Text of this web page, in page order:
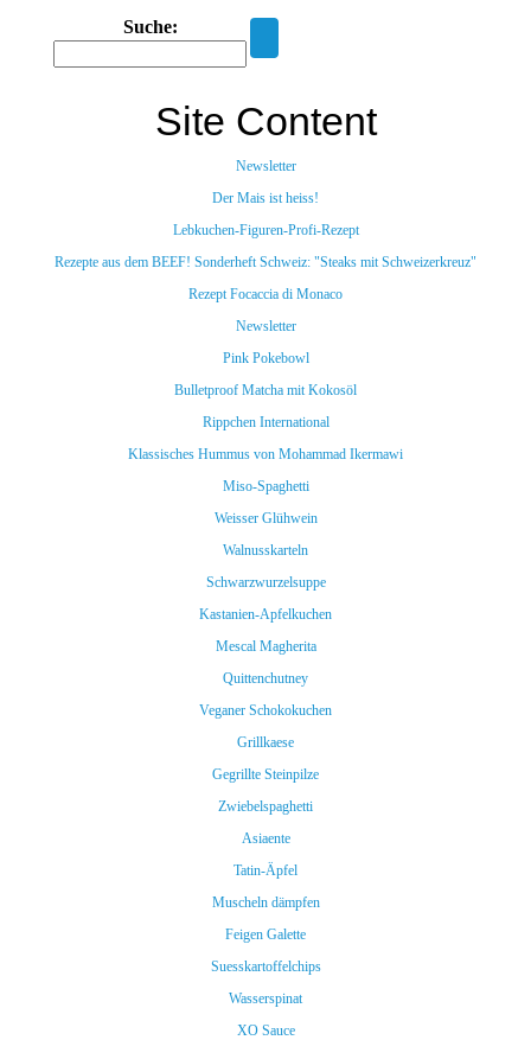
Suche:
Site Content
Newsletter
Der Mais ist heiss!
Lebkuchen-Figuren-Profi-Rezept
Rezepte aus dem BEEF! Sonderheft Schweiz: "Steaks mit Schweizerkreuz"
Rezept Focaccia di Monaco
Newsletter
Pink Pokebowl
Bulletproof Matcha mit Kokosöl
Rippchen International
Klassisches Hummus von Mohammad Ikermawi
Miso-Spaghetti
Weisser Glühwein
Walnusskarteln
Schwarzwurzelsuppe
Kastanien-Apfelkuchen
Mescal Magherita
Quittenchutney
Veganer Schokokuchen
Grillkaese
Gegrillte Steinpilze
Zwiebelspaghetti
Asiaente
Tatin-Äpfel
Muscheln dämpfen
Feigen Galette
Suesskartoffelchips
Wasserspinat
XO Sauce